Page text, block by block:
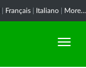
Français Italiano More...